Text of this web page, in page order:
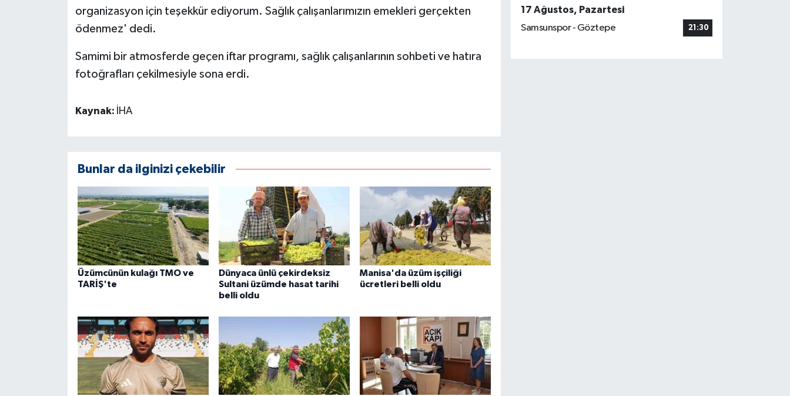
organizasyon için teşekkür ediyorum. Sağlık çalışanlarımızın emekleri gerçekten
ödenmez' dedi.
Samimi bir atmosferde geçen iftar programı, sağlık çalışanlarının sohbeti ve hatıra
fotoğrafları çekilmesiyle sona erdi.
Kaynak: İHA
Bunlar da ilginizi çekebilir
Üzümcünün kulağı TMO ve
TARİŞ'te
Dünyaca ünlü çekirdeksiz
Sultani üzümde hasat tarihi
belli oldu
Manisa'da üzüm işçiliği
ücretleri belli oldu
17 Ağustos, Pazartesi
Samsunspor - Göztepe
21:30